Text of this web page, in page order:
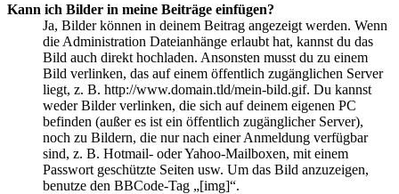
Kann ich Bilder in meine Beiträge einfügen?
Ja, Bilder können in deinem Beitrag angezeigt werden. Wenn
die Administration Dateianhänge erlaubt hat, kannst du das
Bild auch direkt hochladen. Ansonsten musst du zu einem
Bild verlinken, das auf einem öffentlich zugänglichen Server
liegt, z. B. http://www.domain.tld/mein-bild.gif. Du kannst
weder Bilder verlinken, die sich auf deinem eigenen PC
befinden (außer es ist ein öffentlich zugänglicher Server),
noch zu Bildern, die nur nach einer Anmeldung verfügbar
sind, z. B. Hotmail- oder Yahoo-Mailboxen, mit einem
Passwort geschützte Seiten usw. Um das Bild anzuzeigen,
benutze den BBCode-Tag „[img]“.